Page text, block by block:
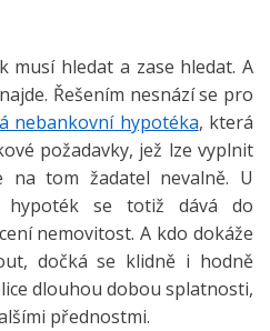
musí hledat a zase hledat. A
Řešením nesnází se pro
nebankovní hypotéka, která
požadavky, jež lze vyplnit
tom žadatel nevalně. U
hypoték se totiž dává do
nemovitost. A kdo dokáže
dočká se klidně i hodně
dlouhou dobou splatnosti,
přednostmi.